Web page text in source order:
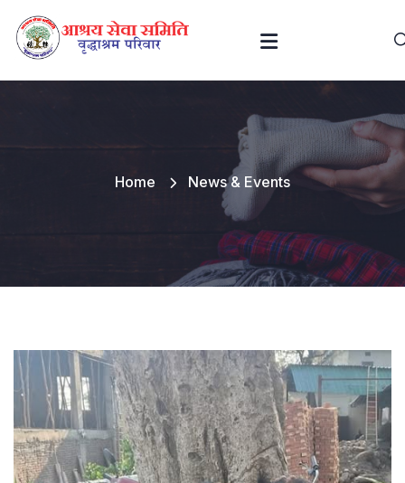
Home News & Events